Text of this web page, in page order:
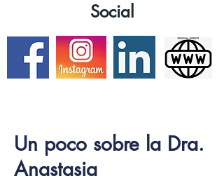
Social
Un poco sobre la Dra.
Anastasia